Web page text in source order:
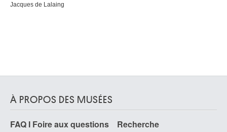
Jacques de Lalaing
À PROPOS DES MUSÉES
FAQ I Foire aux questions
Recherche